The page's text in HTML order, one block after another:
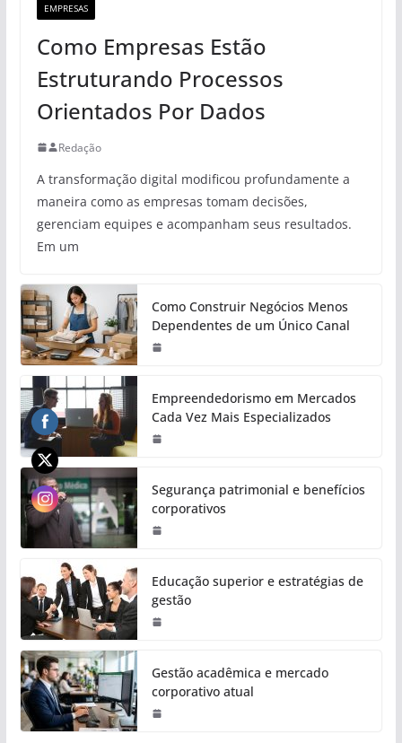
EMPRESAS
Como Empresas Estão
Estruturando Processos
Orientados Por Dados
Redação
A transformação digital modificou profundamente a
maneira como as empresas tomam decisões,
gerenciam equipes e acompanham seus resultados.
Em um
Como Construir Negócios Menos
Dependentes de um Único Canal
Empreendedorismo em Mercados
Cada Vez Mais Especializados
Segurança patrimonial e benefícios
corporativos
Educação superior e estratégias de
gestão
Gestão acadêmica e mercado
corporativo atual